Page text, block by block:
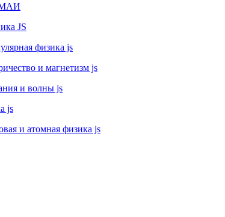
МАИ
JS
физика js
и магнетизм js
и волны js
js
и атомная физика js